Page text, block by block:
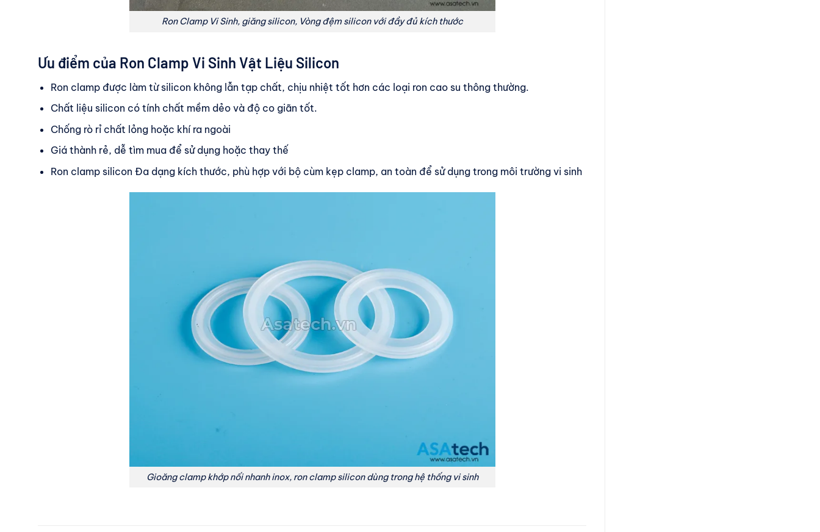
Ron Clamp Vi Sinh, giăng silicon, Vòng đệm silicon với đầy đủ kích thước
Ưu điểm của Ron Clamp Vi Sinh Vật Liệu Silicon
Ron clamp được làm từ silicon không lẫn tạp chất, chịu nhiệt tốt hơn các loại ron cao su thông thường.
Chất liệu silicon có tính chất mềm dẻo và độ co giãn tốt.
Chống rò rỉ chất lỏng hoặc khí ra ngoài
Giá thành rẻ, dễ tìm mua để sử dụng hoặc thay thế
Ron clamp silicon Đa dạng kích thước, phù hợp với bộ cùm kẹp clamp, an toàn để sử dụng trong môi trường vi sinh
Gioăng clamp khớp nối nhanh inox, ron clamp silicon dùng trong hệ thống vi sinh